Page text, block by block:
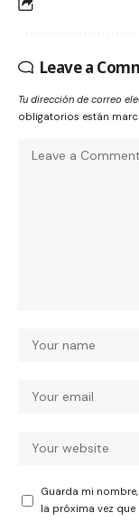
Leave a
Tu dirección de correo
obligatorios están
Guarda mi
la próxima vez que